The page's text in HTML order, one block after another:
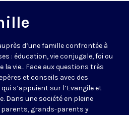
d’une famille confrontée à
: éducation, vie conjugale, foi ou
la vie... Face aux questions très
et conseils avec des
s’appuient sur l’Evangile et
Dans une société en pleine
parents, grands-parents y